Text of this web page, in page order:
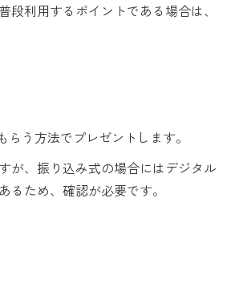
利用するポイントである場合は、
う方法でプレゼントします。
が、振り込み式の場合にはデジタル
ため、確認が必要です。